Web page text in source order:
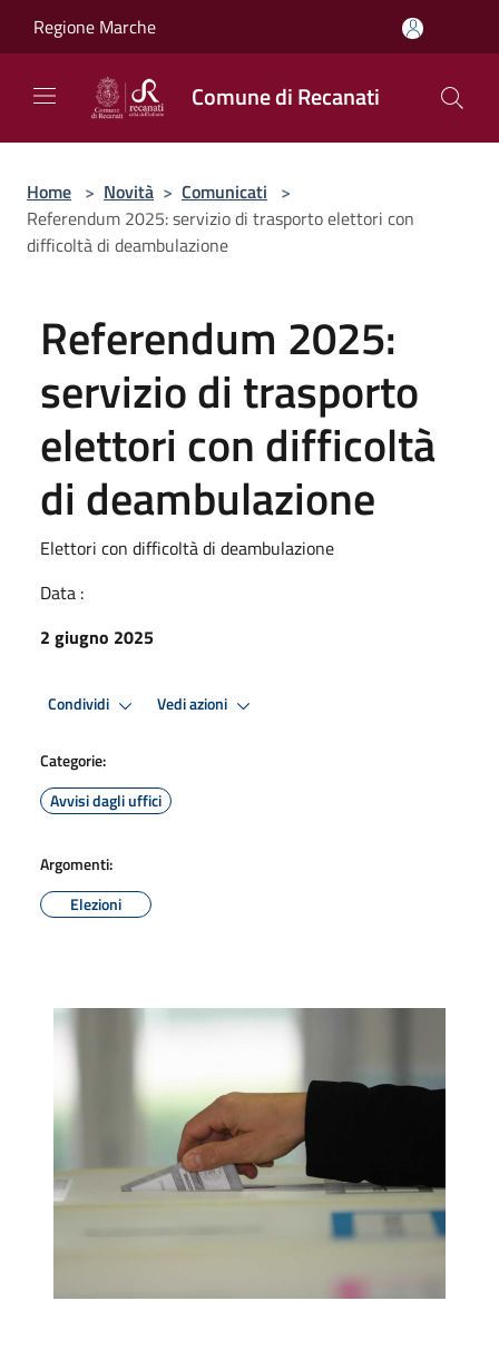
Regione Marche
Comune di Recanati
Home > Novità > Comunicati >
Referendum 2025: servizio di trasporto elettori con
difficoltà di deambulazione
Referendum 2025:
servizio di trasporto
elettori con difficoltà
di deambulazione
Elettori con difficoltà di deambulazione
Data :
2 giugno 2025
Condividi Vedi azioni
Categorie:
Avvisi dagli uffici
Argomenti:
Elezioni